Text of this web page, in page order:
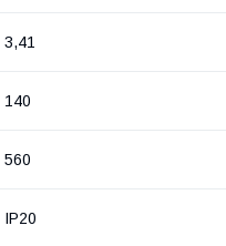
3,41
140
560
IP20